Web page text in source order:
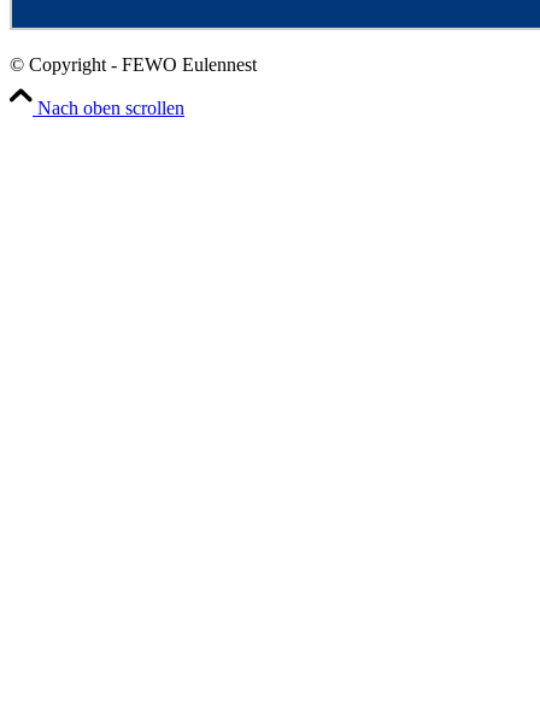
© Copyright - FEWO Eulennest
Nach oben scrollen